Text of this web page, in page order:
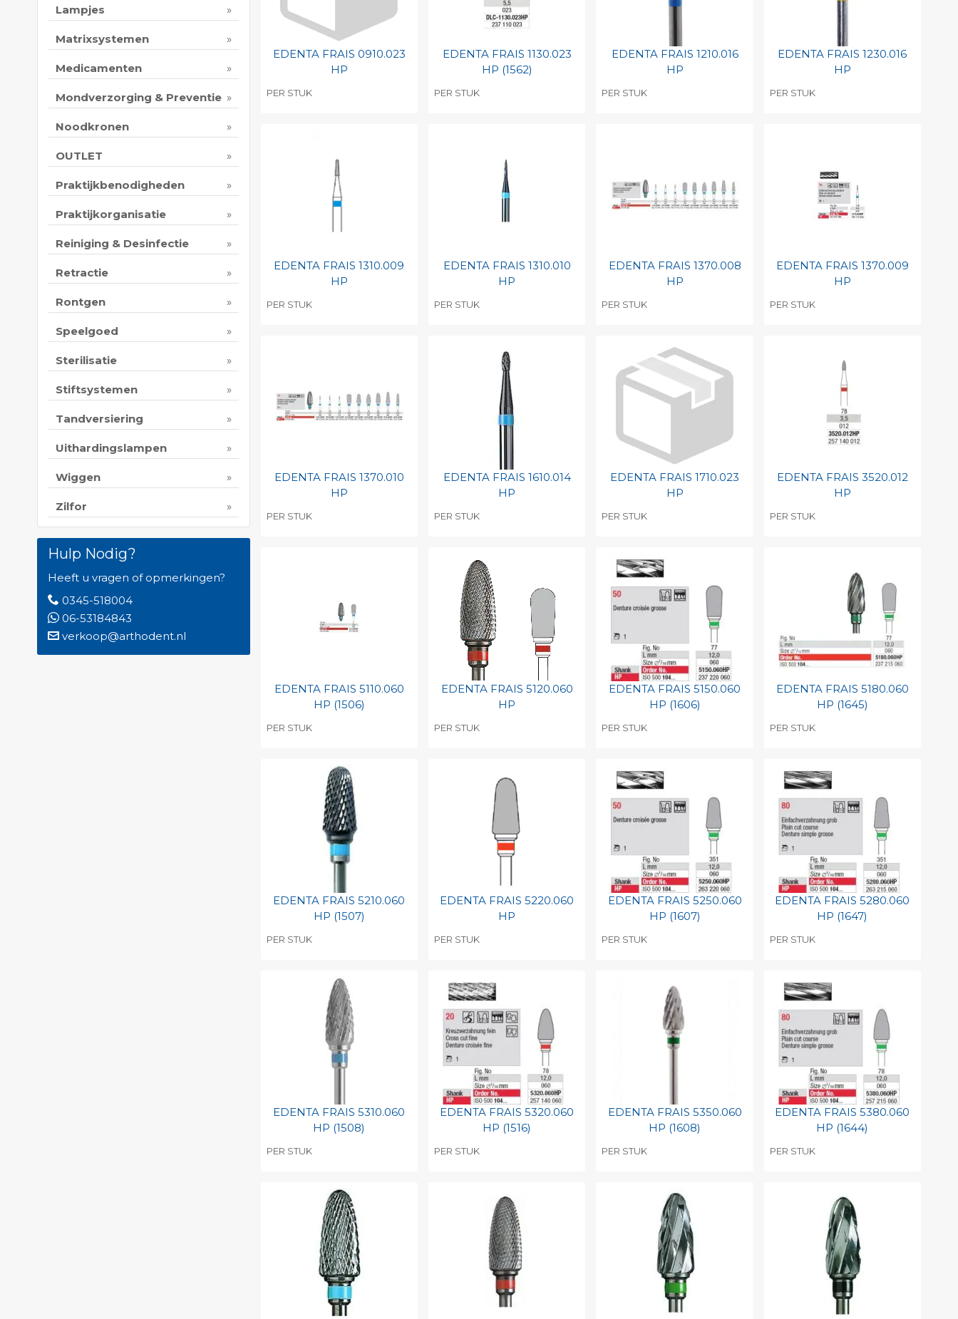
EDENTA FRAIS 0910.023
HP
PER STUK
EDENTA FRAIS 1130.023
HP (1562)
PER STUK
EDENTA FRAIS 1210.016
HP
PER STUK
EDENTA FRAIS 1230.016
HP
PER STUK
EDENTA FRAIS 1310.009
HP
PER STUK
EDENTA FRAIS 1310.010
HP
PER STUK
Print barcode
EDENTA FRAIS 1370.008
HP
PER STUK
Print barcode
EDENTA FRAIS 1370.009
HP
PER STUK
Print barcode
EDENTA FRAIS 1370.010
HP
PER STUK
EDENTA FRAIS 1610.014
HP
PER STUK
Print barcode
EDENTA FRAIS 1710.023
HP
PER STUK
Print barcode
EDENTA FRAIS 3520.012
HP
PER STUK
Print barcode
EDENTA FRAIS 5110.060
HP (1506)
PER STUK
Print barcode
EDENTA FRAIS 5120.060
HP
PER STUK
Print barcode
EDENTA FRAIS 5150.060
HP (1606)
PER STUK
Print barcode
EDENTA FRAIS 5180.060
HP (1645)
PER STUK
Print barcode
EDENTA FRAIS 5210.060
HP (1507)
PER STUK
Print barcode
EDENTA FRAIS 5220.060
HP
PER STUK
Print barcode
EDENTA FRAIS 5250.060
HP (1607)
PER STUK
Print barcode
EDENTA FRAIS 5280.060
HP (1647)
PER STUK
Print barcode
EDENTA FRAIS 5310.060
HP (1508)
PER STUK
Print barcode
EDENTA FRAIS 5320.060
HP (1516)
PER STUK
Print barcode
EDENTA FRAIS 5350.060
HP (1608)
PER STUK
Print barcode
EDENTA FRAIS 5380.060
HP (1644)
PER STUK
Print barcode
Lampjes
Matrixsystemen
Medicamenten
Mondverzorging & Preventie
Noodkronen
OUTLET
Praktijkbenodigheden
Praktijkorganisatie
Reiniging & Desinfectie
Retractie
Rontgen
Speelgoed
Sterilisatie
Stiftsystemen
Tandversiering
Uithardingslampen
Wiggen
Zilfor
Hulp Nodig?
Heeft u vragen of opmerkingen?
0345-518004
06-53184843
verkoop@arthodent.nl